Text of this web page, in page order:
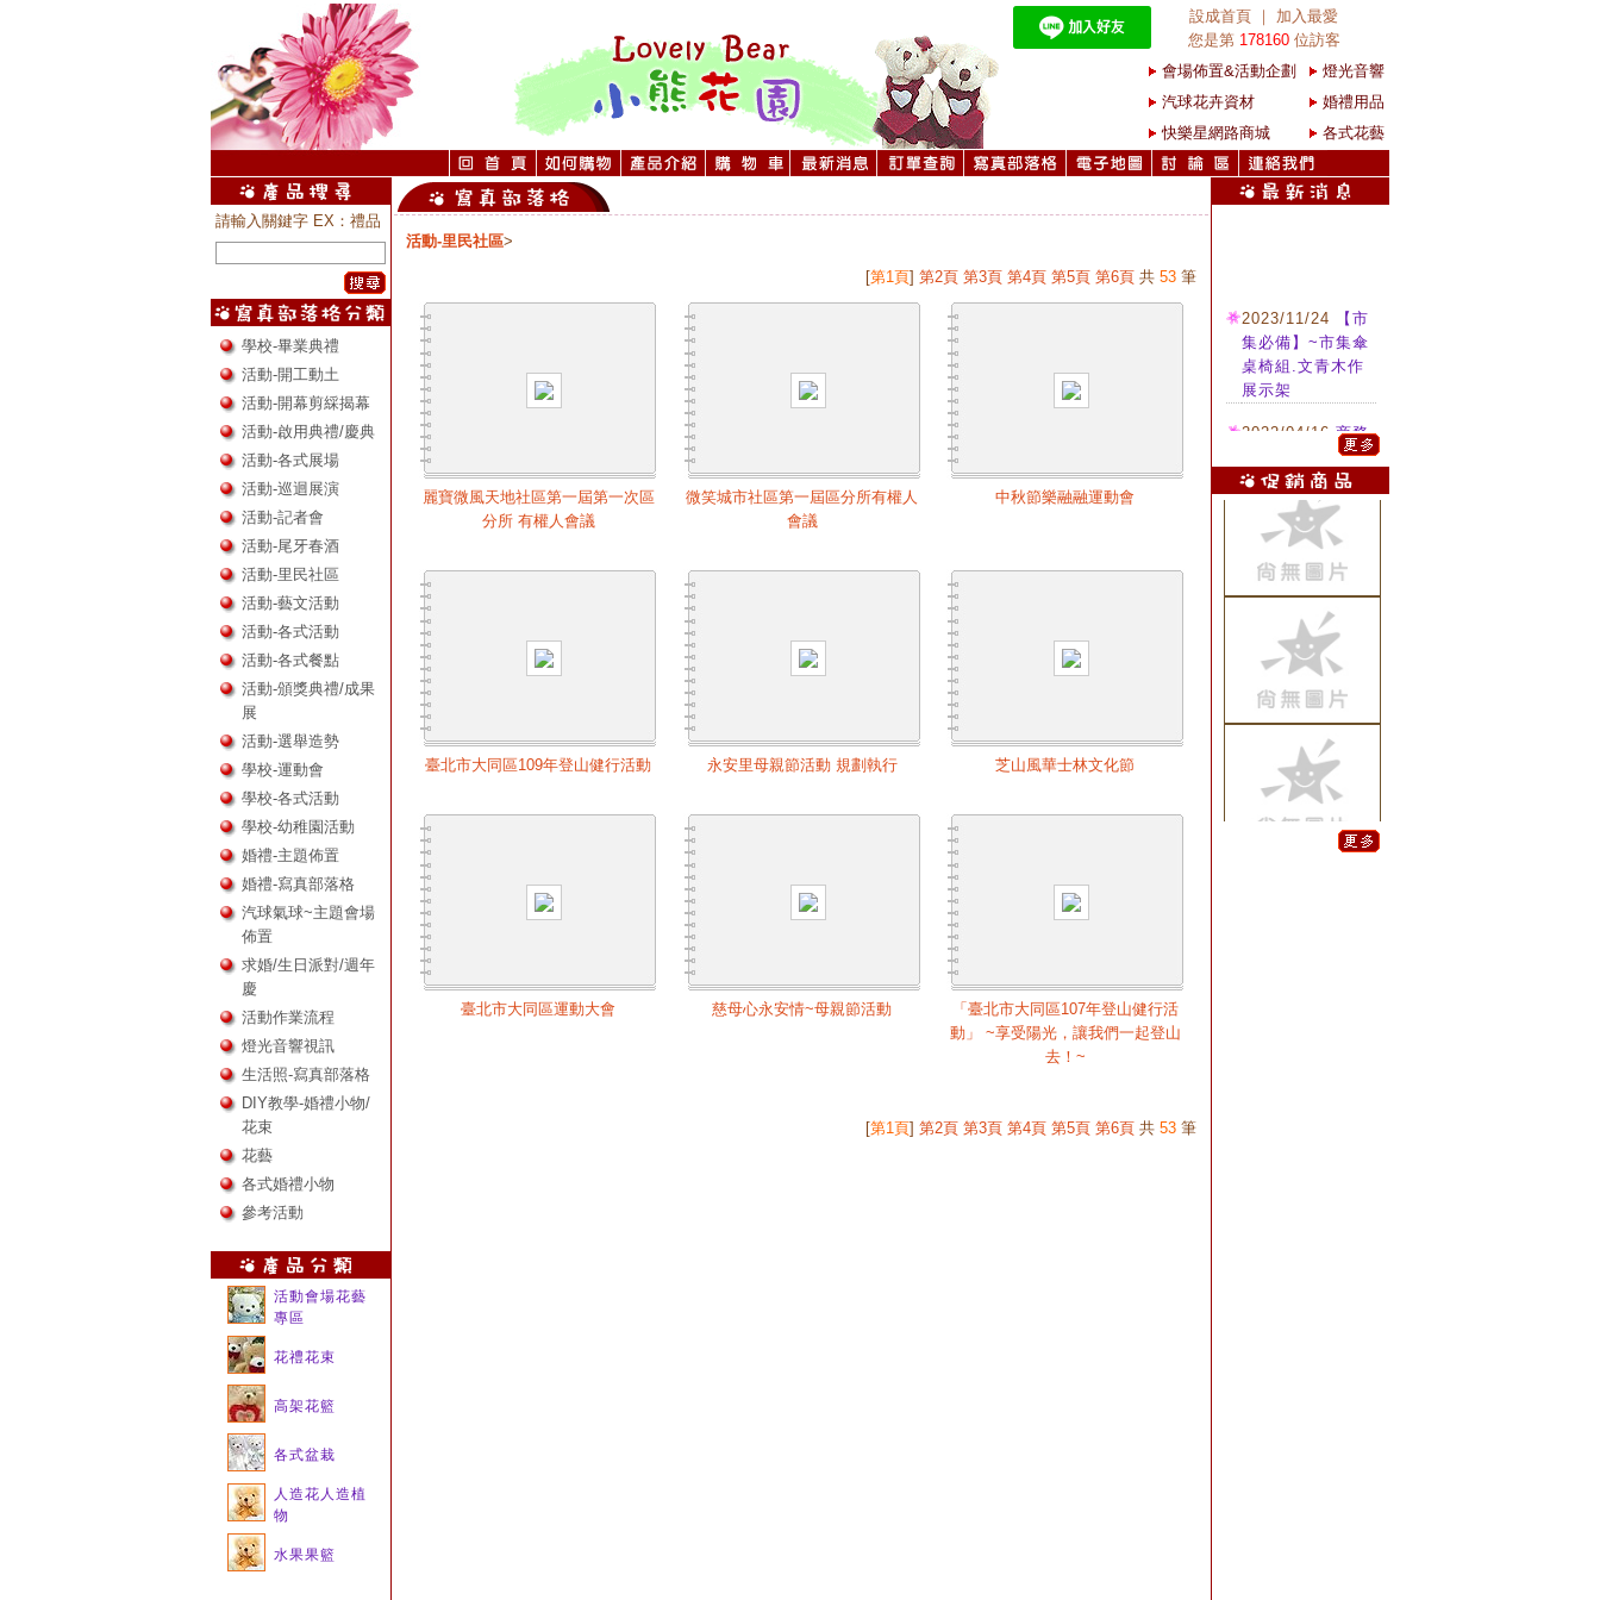
設成首頁 ｜
加入最愛
您是第 178160位訪客
會場佈置&活動企劃
燈光音響
汽球花卉資材
婚禮用品
快樂星網路商城
各式花藝
請輸入關鍵字 EX：禮品
學校-畢業典禮
活動-開工動土
活動-開幕剪綵揭幕
活動-啟用典禮/慶典
活動-各式展場
活動-巡迴展演
活動-記者會
活動-尾牙春酒
活動-里民社區
活動-藝文活動
活動-各式活動
活動-各式餐點
活動-頒獎典禮/成果
展
活動-選舉造勢
學校-運動會
學校-各式活動
學校-幼稚園活動
婚禮-主題佈置
婚禮-寫真部落格
汽球氣球~主題會場
佈置
求婚/生日派對/週年
慶
活動作業流程
燈光音響視訊
生活照-寫真部落格
DIY教學-婚禮小物/
花束
花藝
各式婚禮小物
參考活動
活動會場花藝
專區
花禮花束
高架花籃
各式盆栽
人造花人造植
物
水果果籃
活動-里民社區>
[第1頁] 第2頁 第3頁 第4頁 第5頁 第6頁 共 53 筆
麗寶微風天地社區第一屆第一次區
分所 有權人會議
微笑城市社區第一屆區分所有權人
會議
中秋節樂融融運動會
臺北市大同區109年登山健行活動 永安里母親節活動 規劃執行 芝山風華士林文化節
臺北市大同區運動大會 慈母心永安情~母親節活動
「臺北市大同區107年登山健行活
動」 ~享受陽光，讓我們一起登山
去！~
[第1頁] 第2頁 第3頁 第4頁 第5頁 第6頁 共 53 筆
2023/11/24
【市
集必備】~市集傘
桌椅組.文青木作
展示架
2022/04/16 商務
雷射投影機 租用/
施工
2022/04/16各式
說明會.音響.投影.
桌椅等活動設備租
2021/12/13流金
沙啟動台/主題顯
字 歡迎洽詢
2019/11/18禮物
盒開箱儀式/禮物
箱空飄氣球特效
歡迎洽詢
快樂